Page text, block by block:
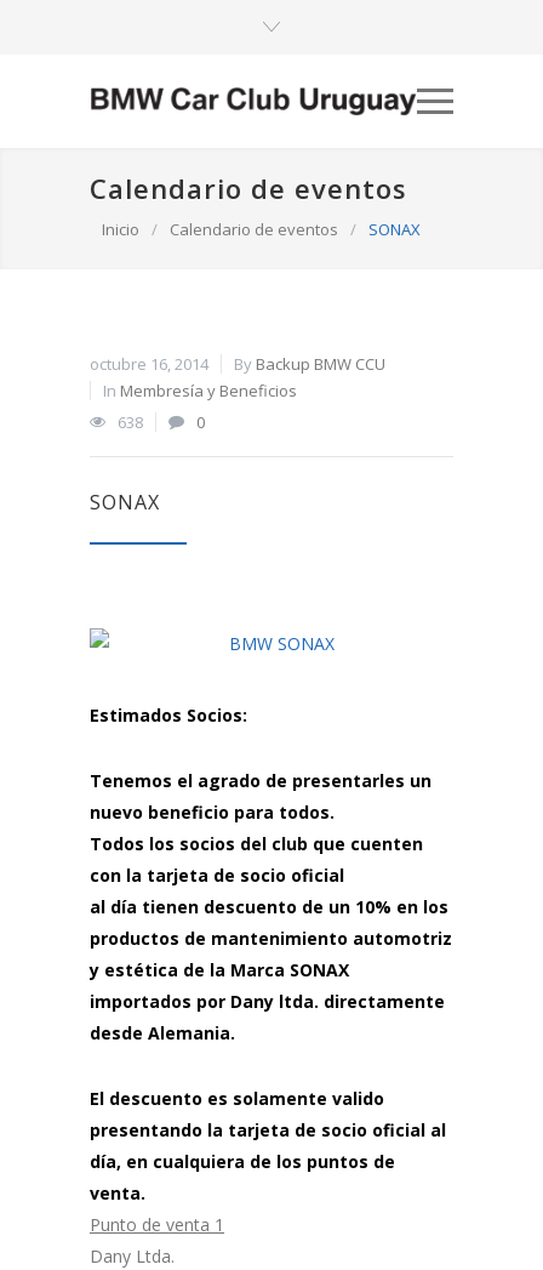
Calendario de eventos
Inicio / Calendario de eventos / SONAX
octubre 16, 2014 By Backup BMW CCU
In Membresía y Beneficios
638
0
SONAX
Estimados Socios:
Tenemos el agrado de presentarles un
nuevo beneficio para todos.
Todos los socios del club que cuenten
con la tarjeta de socio oficial
al día tienen descuento de un 10% en los
productos de mantenimiento automotriz
y estética de la Marca SONAX
importados por Dany ltda. directamente
desde Alemania.
El descuento es solamente valido
presentando la tarjeta de socio oficial al
día, en cualquiera de los puntos de
venta.
Punto de venta 1
Dany Ltda.